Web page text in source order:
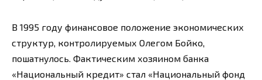
В 1995 году финансовое положение экономических
структур, контролируемых Олегом Бойко,
пошатнулось. Фактическим хозяином банка
«Национальный кредит» стал «Национальный фонд